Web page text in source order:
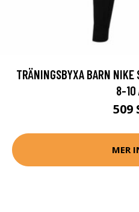
TRÄNINGSBYXA BARN NIKE
8-10
509
MER